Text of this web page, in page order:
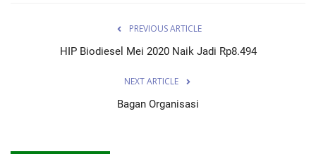
PREVIOUS ARTICLE
HIP Biodiesel Mei 2020 Naik Jadi Rp8.494
NEXT ARTICLE
Bagan Organisasi